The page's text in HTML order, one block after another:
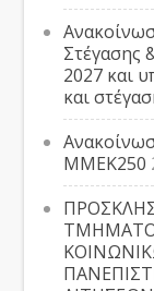
Στέγασης
2027 και
και
ΜΜΕΚ250